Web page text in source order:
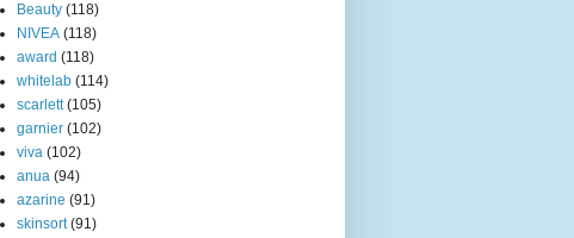
Beauty (118)
NIVEA (118)
award (118)
whitelab (114)
scarlett (105)
garnier (102)
viva (102)
anua (94)
azarine (91)
skinsort (91)